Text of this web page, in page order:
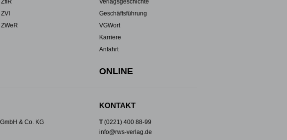
ZfIR
ZVI
ZWeR
Verlagsgeschichte
Geschäftsführung
VGWort
Karriere
Anfahrt
ONLINE
& Co. KG
KONTAKT
T(0221) 400 88-99
info@rws-verlag.de